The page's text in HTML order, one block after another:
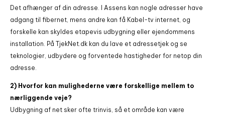
Det afhænger af din adresse. I Assens kan nogle adresser have
adgang til fibernet, mens andre kan få Kabel-tv internet, og
forskelle kan skyldes etapevis udbygning eller ejendommens
installation. På TjekNet.dk kan du lave et adressetjek og se
teknologier, udbydere og forventede hastigheder for netop din
adresse.
2) Hvorfor kan mulighederne være forskellige mellem to
nærliggende veje?
Udbygning af net sker ofte trinvis, så et område kan være